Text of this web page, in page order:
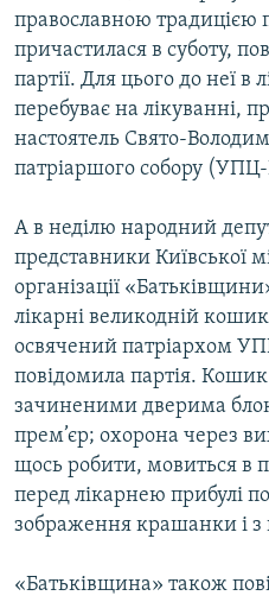
православною традицією
причастилася в суботу,
партії. Для цього до неї в
перебуває на лікуванні,
настоятель Свято-
патріаршого собору
А в неділю народний
представники Київської
організації
лікарні великодній
освячений патріархом
повідомила партія.
зачиненими дверима
прем’єр; охорона через
щось робити, мовиться в
перед лікарнею прибулі
зображення крашанки і
«Батьківщина» також